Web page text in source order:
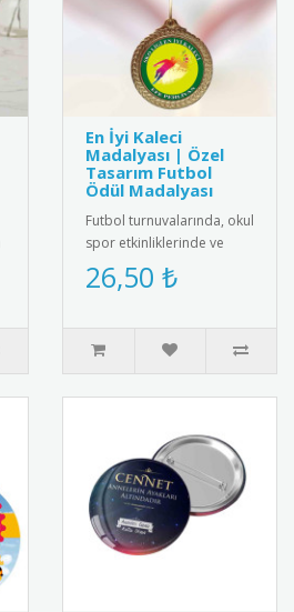
En İyi Kaleci
Madalyası | Özel
Tasarım Futbol
Ödül Madalyası
Futbol turnuvalarında, okul
spor etkinliklerinde ve
kulüp müsabakalarında en
iyi kaleciye verilmek ü..
26,50 ₺